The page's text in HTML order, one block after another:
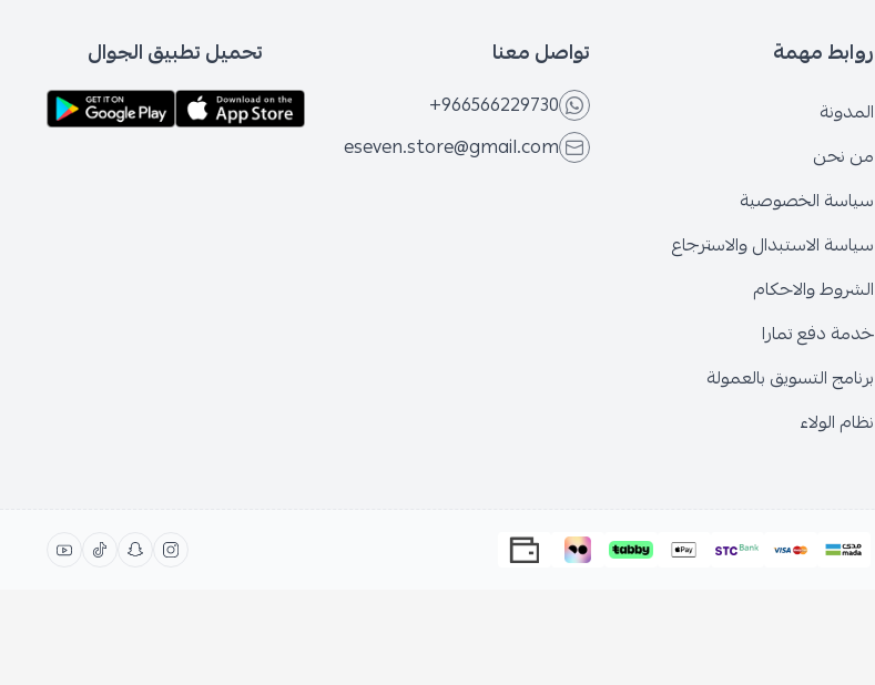
روابط مهمة
المدونة
من نحن
سياسة الخصوصية
سياسة الاستبدال والاسترجاع
الشروط والاحكام
خدمة دفع تمارا
برنامج التسويق بالعمولة
نظام الولاء
تواصل معنا
+966566229730
eseven.store@gmail.com
تحميل تطبيق الجوال